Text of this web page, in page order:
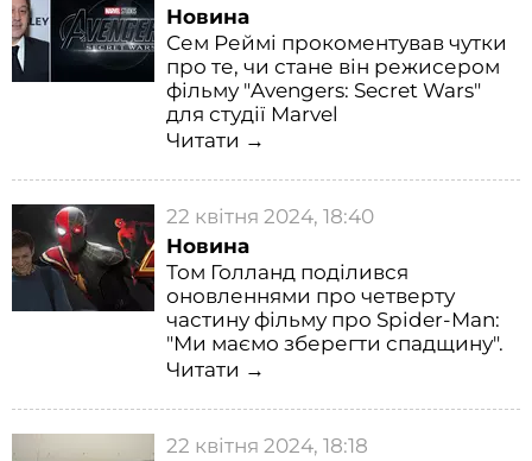
Новина
Сем Реймі прокоментував чутки
про те, чи стане він режисером
фільму "Avengers: Secret Wars"
для студії Marvel
Читати →
22 квітня 2024, 18:40
Новина
Том Голланд поділився
оновленнями про четверту
частину фільму про Spider-Man:
"Ми маємо зберегти спадщину".
Читати →
22 квітня 2024, 18:18